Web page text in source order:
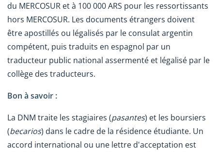
du MERCOSUR et à 100 000 ARS pour les ressortissants
hors MERCOSUR. Les documents étrangers doivent
être apostillés ou légalisés par le consulat argentin
compétent, puis traduits en espagnol par un
traducteur public national assermenté et légalisé par le
collège des traducteurs.
Bon à savoir :
La DNM traite les stagiaires (pasantes) et les boursiers
(becarios) dans le cadre de la résidence étudiante. Un
accord international ou une lettre d'acceptation est